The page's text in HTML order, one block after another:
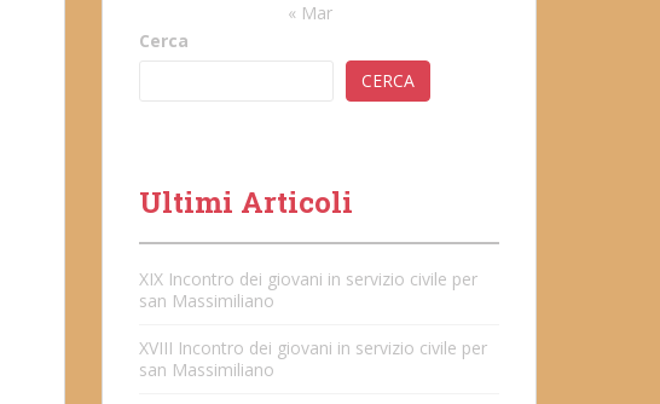
« Mar
Cerca
CERCA
Ultimi Articoli
XIX Incontro dei giovani in servizio civile per
san Massimiliano
XVIII Incontro dei giovani in servizio civile per
san Massimiliano